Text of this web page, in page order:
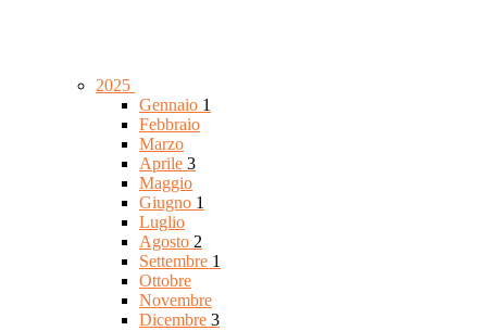
2025
Gennaio 1
Febbraio
Marzo
Aprile 3
Maggio
Giugno 1
Luglio
Agosto 2
Settembre 1
Ottobre
Novembre
Dicembre 3